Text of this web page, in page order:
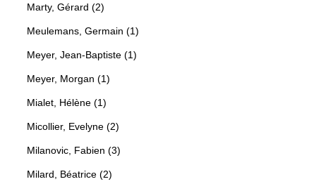
Marty, Gérard (2)
Meulemans, Germain (1)
Meyer, Jean-Baptiste (1)
Meyer, Morgan (1)
Mialet, Hélène (1)
Micollier, Evelyne (2)
Milanovic, Fabien (3)
Milard, Béatrice (2)